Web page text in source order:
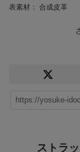
表素材 ： 合成皮革
ストラ